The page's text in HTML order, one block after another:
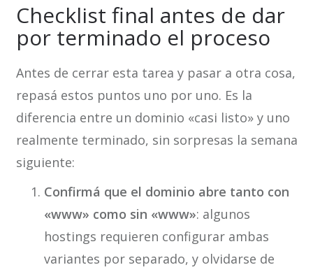
Checklist final antes de dar
por terminado el proceso
Antes de cerrar esta tarea y pasar a otra cosa,
repasá estos puntos uno por uno. Es la
diferencia entre un dominio «casi listo» y uno
realmente terminado, sin sorpresas la semana
siguiente:
Confirmá que el dominio abre tanto con
«www» como sin «www»: algunos
hostings requieren configurar ambas
variantes por separado, y olvidarse de